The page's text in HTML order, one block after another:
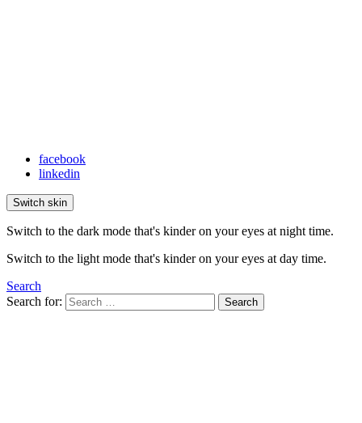
facebook
linkedin
Switch skin
Switch to the dark mode that's kinder on your eyes at night time.
Switch to the light mode that's kinder on your eyes at day time.
Search
Search for:
Search